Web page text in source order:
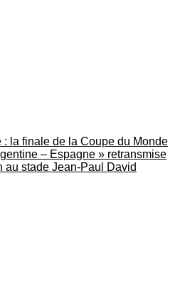
: la finale de la Coupe du Monde
– Espagne » retransmise
au stade Jean-Paul David